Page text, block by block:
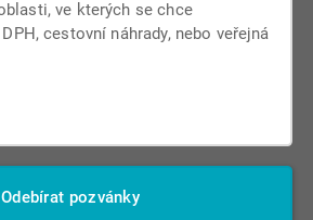
Odebírat pozvánky